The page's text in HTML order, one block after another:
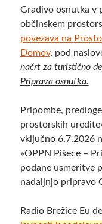
Gradivo osnutka v
občinskem
povezava na
Domov, pod
načrt za turistično
Priprava osnutka.
Pripombe,
prostorskih
vključno 6.7.2026
»OPPN Pišece –
podane usmeritve
nadaljnjo pripravo
Radio Brežice Eu